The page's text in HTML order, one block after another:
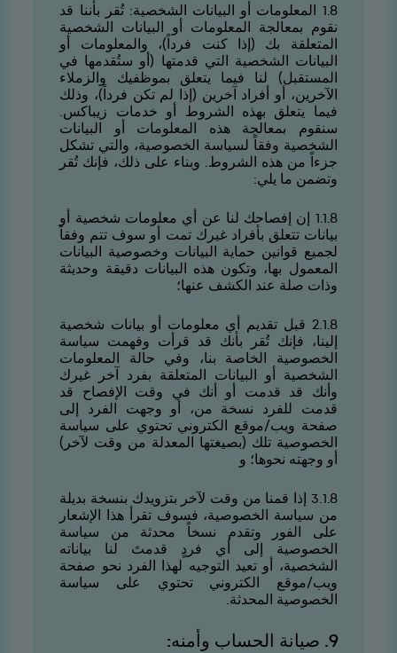
8.1 المعلومات أو البيانات الشخصية: تُقر بأننا قد
نقوم بمعالجة المعلومات أو البيانات الشخصية
المتعلقة بك (إذا كنت فرداً)، والمعلومات أو
البيانات الشخصية التي قدمتها (أو ستُقدمها في
المستقبل) لنا فيما يتعلق بموظفيك والزملاء
الآخرين، أو أفراد آخرين (إذا لم تكن فرداً)، وذلك
فيما يتعلق بهذه الشروط أو خدمات زيباكس.
سنقوم بمعالجة هذه المعلومات أو البيانات
الشخصية وفقاً لسياسة الخصوصية، والتي تشكل
جزءاً من هذه الشروط. وبناء على ذلك، فإنك تُقر
وتضمن ما يلي:
8.1.1 إن إفصاحك لنا عن أي معلومات شخصية أو
بيانات تتعلق بأفراد غيرك تمت أو سوف تتم وفقاً
لجميع قوانين حماية البيانات وخصوصية البيانات
المعمول بها، وتكون هذه البيانات دقيقة وحديثة
وذات صلة عند الكشف عنها؛
8.1.2 قبل تقديم أي معلومات أو بيانات شخصية
إلينا، فإنك تُقر بأنك قد قرأت وفهمت سياسة
الخصوصية الخاصة بنا، وفي حالة المعلومات
الشخصية أو البيانات المتعلقة بفرد آخر غيرك
وأنك قد قدمت أو أنك في وقت الإفصاح قد
قدمت للفرد نسخة من، أو وجهت الفرد إلى
صفحة ويب/موقع الكتروني تحتوي على سياسة
الخصوصية تلك (بصيغتها المعدلة من وقت لآخر)
أو وجهته نحوها؛ و
8.1.3 إذا قمنا من وقت لآخر بتزويدك بنسخة بديلة
من سياسة الخصوصية، فسوف تقرأ هذا الإشعار
على الفور وتقدم نسخاً محدثة من سياسة
الخصوصية إلى أي فردٍ قدمتَ لنا بياناته
الشخصية، أو تعيد التوجيه لهذا الفرد نحو صفحة
ويب/موقع الكتروني تحتوي على سياسة
الخصوصية المحدثة.
9. صيانة الحساب وأمنه: